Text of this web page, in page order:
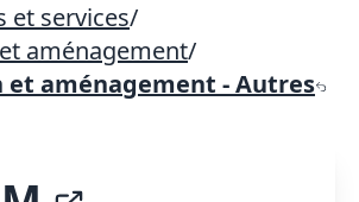
et services/
aménagement/
et aménagement - Autres